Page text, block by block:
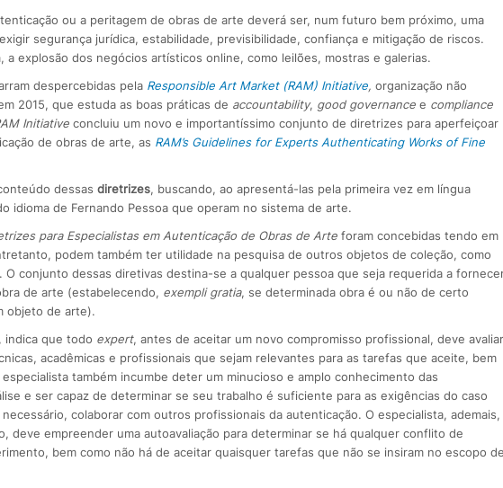
ou a peritagem de obras de arte deverá ser, num futuro bem próximo, uma
segurança jurídica, estabilidade, previsibilidade, confiança e mitigação de riscos.
a explosão dos negócios artísticos online, como leilões, mostras e galerias.
despercebidas pela Responsible Art Market (RAM) Initiative, organização não
2015, que estuda as boas práticas de accountability, good governancee compliance
Initiative concluiu um novo e importantíssimo conjunto de diretrizes para aperfeiçoar
de obras de arte, as RAM’s Guidelines for Experts Authenticating Works of Fine
dessas diretrizes, buscando, ao apresentá-las pela primeira vez em língua
idioma de Fernando Pessoa que operam no sistema de arte.
para Especialistas em Autenticação de Obras de Arte foram concebidas tendo em
podem também ter utilidade na pesquisa de outros objetos de coleção, como
conjunto dessas diretivas destina-se a qualquer pessoa que seja requerida a
de arte (estabelecendo, exempli gratia, se determinada obra é ou não de certo
objeto de arte).
indica que todo expert, antes de aceitar um novo compromisso profissional, deve avaliar
acadêmicas e profissionais que sejam relevantes para as tarefas que aceite, bem
também incumbe deter um minucioso e amplo conhecimento das
e ser capaz de determinar se seu trabalho é suficiente para as exigências do caso
colaborar com outros profissionais da autenticação. O especialista, ademais,
deve empreender uma autoavaliação para determinar se há qualquer conflito de
bem como não há de aceitar quaisquer tarefas que não se insiram no escopo de